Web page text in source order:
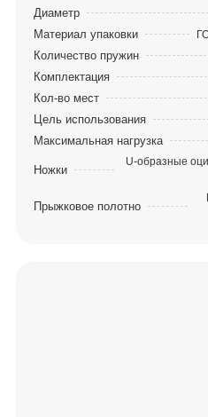
Диаметр
Материал упаковки
Количество пружин
Комплектация
Кол-во мест
Цель использования
Максимальная нагрузка
Ножки
U-образные
Прыжковое полотно